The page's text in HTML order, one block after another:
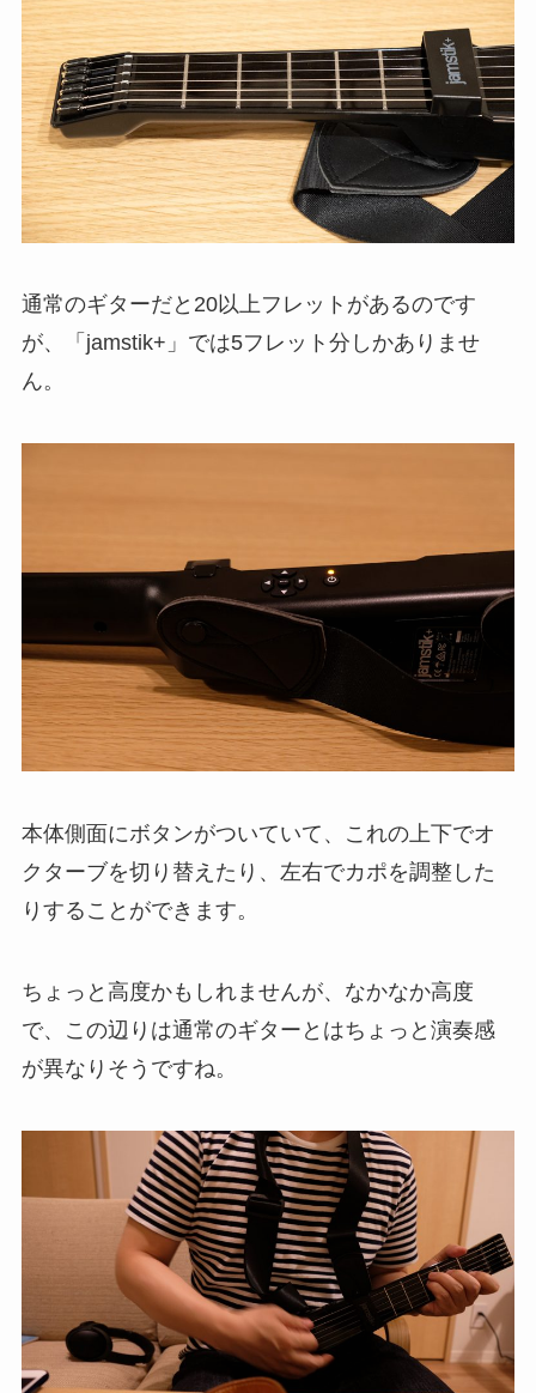
通常のギターだと20以上フレットがあるのです
が、「jamstik+」では5フレット分しかありませ
ん。
本体側面にボタンがついていて、これの上下でオ
クターブを切り替えたり、左右でカポを調整した
りすることができます。
ちょっと高度かもしれませんが、なかなか高度
で、この辺りは通常のギターとはちょっと演奏感
が異なりそうですね。